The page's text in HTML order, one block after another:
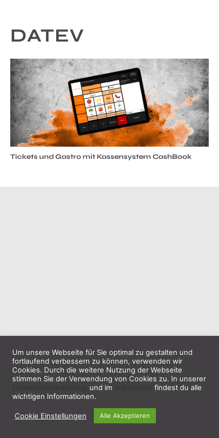
DATEV
Tickets und Gastro mit Kassensystem CashBook
Um unsere Webseite für Sie optimal zu gestalten und
fortlaufend verbessern zu können, verwenden wir
Cookies. Durch die weitere Nutzung der Webseite
stimmen Sie der Verwendung von Cookies zu. In unserer
und im
findest du alle
wichtigen Informationen.
Cookie Einstellungen Alle Akzeptieren